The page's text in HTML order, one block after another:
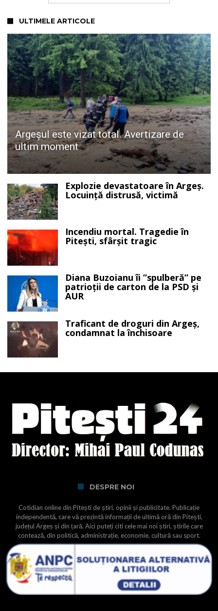
ULTIMELE ARTICOLE
Argeșul este vizat total. Avertizare de
ultim moment
Explozie devastatoare în Argeș.
Locuință distrusă, victimă
Incendiu mortal. Tragedie în
Pitești, sfârșit tragic
Diana Buzoianu îi ”spulberă” pe
patrioții de carton de la PSD și
AUR
Traficant de droguri din Argeș,
condamnat la închisoare
DESPRE NOI
Cotidian online din Pitești de știri, opinii și publicitate. Publicație
independentă, care vă prezintă informații de ultimă oră din Pitești,
județul Argeș și din țară. Aici puteți citi cele mai noi știri, știrile care
contează, din politică, administrație, economie, cultură sau sport.